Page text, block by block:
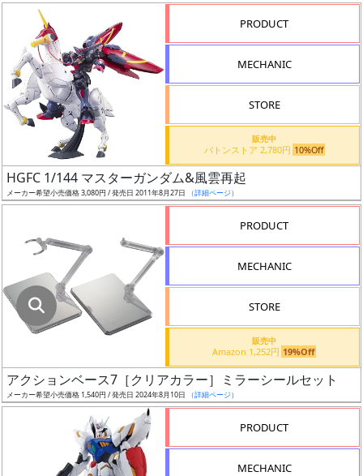
し
た
店
最
安
示
ク
ス
ア
PRODUCT
MECHANIC
STORE
販売中
バトンストア 2,780円 10%Off
HGFC 1/144 マスターガンダム&風雲再起
メーカー希望小売価格 3,080円 / 発売日 2011年8月27日 （詳細ページ）
PRODUCT
MECHANIC
STORE
販売中
Amazon 1,252円 19%Off
アクションベース7［クリアカラー］ミラーシールセット
メーカー希望小売価格 1,540円 / 発売日 2024年8月10日 （詳細ページ）
PRODUCT
MECHANIC